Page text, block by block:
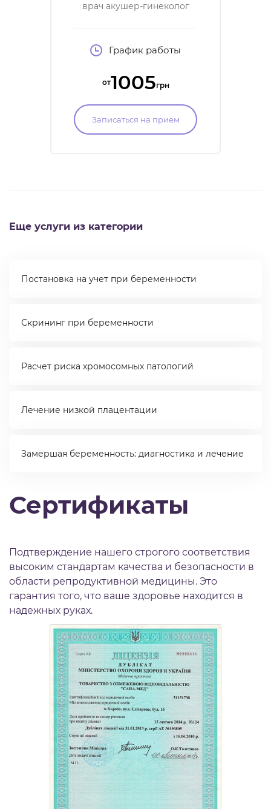
врач акушер-гинеколог
График работы
от1005грн
Записаться на прием
Еще услуги из категории
Постановка на учет при беременности
Скрининг при беременности
Расчет риска хромосомных патологий
Лечение низкой плацентации
Замершая беременность: диагностика и лечение
Сертификаты
Подтверждение нашего строгого соответствия
высоким стандартам качества и безопасности в
области репродуктивной медицины. Это
гарантия того, что ваше здоровье находится в
надежных руках.